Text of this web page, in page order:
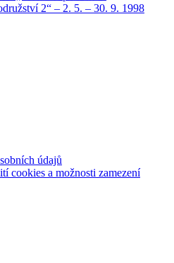
2“ – 2. 5. – 30. 9. 1998
údajů
cookies a možnosti zamezení